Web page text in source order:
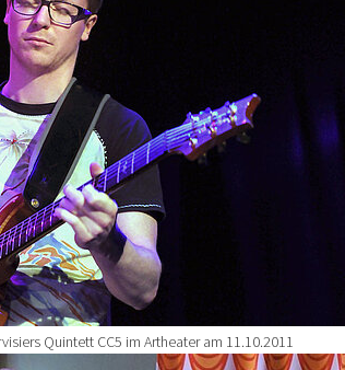
Quintett CC5 im Artheater am 11.10.2011